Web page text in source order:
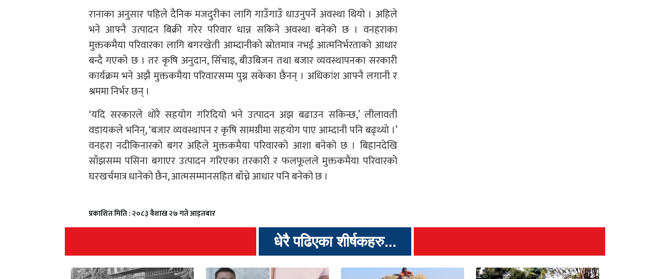
रानाका अनुसार पहिले दैनिक मजदुरीका लागि गाउँगाउँ धाउनुपर्ने अवस्था थियो । अहिले
भने आफ्नै उत्पादन बिक्री गरेर परिवार धान्न सकिने अवस्था बनेको छ । वनहराका
मुक्तकमैया परिवारका लागि बगरखेती आम्दानीको स्रोतमात्र नभई आत्मनिर्भरताको आधार
बन्दै गएको छ । तर कृषि अनुदान, सिँचाइ, बीउबिजन तथा बजार व्यवस्थापनका सरकारी
कार्यक्रम भने अझै मुक्तकमैया परिवारसम्म पुग्न सकेका छैनन् । अधिकांश आफ्नै लगानी र
श्रममा निर्भर छन् ।
‘यदि सरकारले थोरै सहयोग गरिदियो भने उत्पादन अझ बढाउन सकिन्छ,’ लीलावती
वडायकले भनिन्, ‘बजार व्यवस्थापन र कृषि सामग्रीमा सहयोग पाए आम्दानी पनि बढ्थ्यो ।’
वनहरा नदीकिनारको बगर अहिले मुक्तकमैया परिवारको आशा बनेको छ । बिहानदेखि
साँझसम्म पसिना बगाएर उत्पादन गरिएका तरकारी र फलफूलले मुक्तकमैया परिवारको
घरखर्चमात्र धानेको छैन, आत्मसम्मानसहित बाँच्ने आधार पनि बनेको छ ।
प्रकाशित मिति : २०८३ वैशाख २७ गते आइतबार
धेरै पढिएका शीर्षकहरु...